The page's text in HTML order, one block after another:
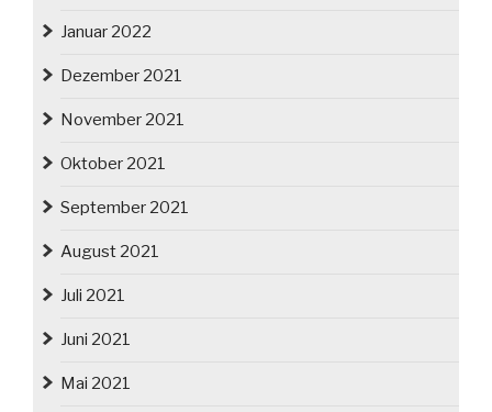
Januar 2022
Dezember 2021
November 2021
Oktober 2021
September 2021
August 2021
Juli 2021
Juni 2021
Mai 2021